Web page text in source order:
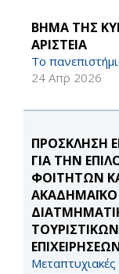
ΒΗΜΑ ΤΗΣ
AΡΙΣΤΕΙΑ
Το
24 Απρ 2026
ΠΡΟΣΚΛΗΣΗ
ΓΙΑ ΤΗΝ
ΦΟΙΤΗΤΩΝ
ΑΚΑΔΗΜΑΪΚΟ